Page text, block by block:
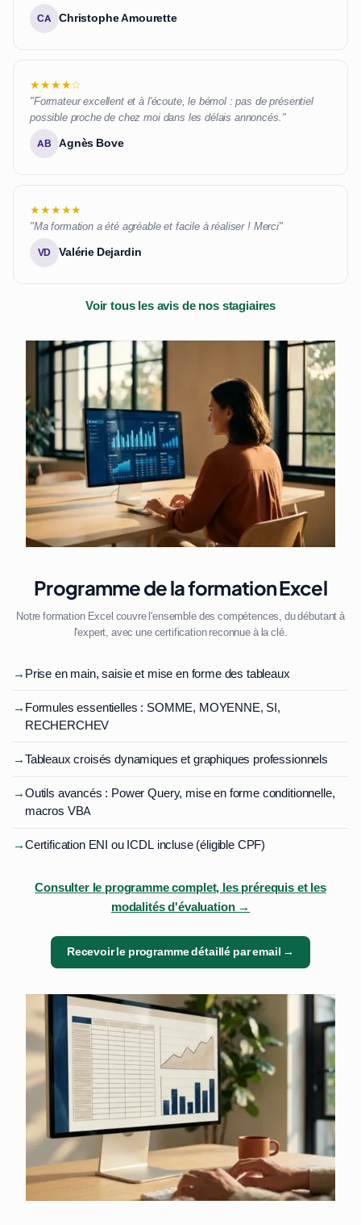
CA Christophe Amourette
★★★★☆
"Formateur excellent et à l'écoute, le bémol : pas de présentiel
possible proche de chez moi dans les délais annoncés."
AB Agnès Bove
★★★★★
"Ma formation a été agréable et facile à réaliser ! Merci"
VD Valérie Dejardin
Voir tous les avis de nos stagiaires
Programme de la formation Excel
Notre formation Excel couvre l'ensemble des compétences, du débutant à
l'expert, avec une certification reconnue à la clé.
→ Prise en main, saisie et mise en forme des tableaux
→ Formules essentielles : SOMME, MOYENNE, SI,
RECHERCHEV
→Tableaux croisés dynamiques et graphiques professionnels
→Outils avancés : Power Query, mise en forme conditionnelle,
macros VBA
→Certification ENI ou ICDL incluse (éligible CPF)
Consulter le programme complet, les prérequis et les
modalités d'évaluation →
Recevoir le programme détaillé par email →